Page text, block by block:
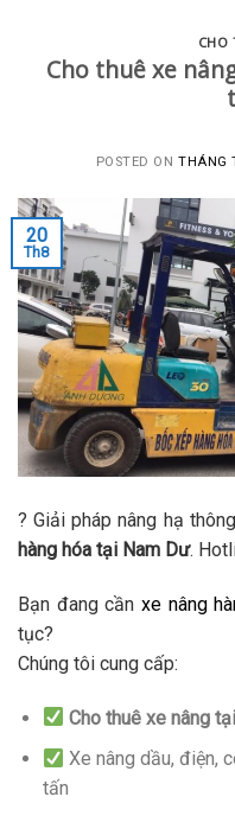
CHO
Cho thuê xe
POSTED ONTHÁNG
20
Th8
? Giải pháp nâng hạ
hàng hóa tại Nam Dư.
Bạn đang cần xe nâng
tục?
Chúng tôi cung cấp:
Cho thuê xe nâng
Xe nâng dầu, điện,
tấn